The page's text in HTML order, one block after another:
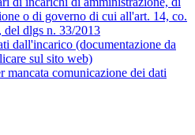
o di governo di cui all'art. 14, co.
del dlgs n. 33/2013
dall'incarico (documentazione da
sul sito web)
mancata comunicazione dei dati